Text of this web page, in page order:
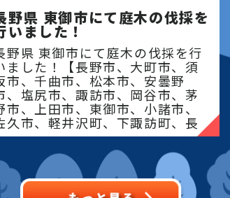
には、
ます。
豊富な
お庭の
しっ
す。
お庭や
り、気
見積
まずは
さい。
野県 東御市にて庭木の伐採を
いました！
野県 東御市にて庭木の伐採を行
ました！【長野市、大町市、須
市、千曲市、松本市、安曇野
、塩尻市、諏訪市、岡谷市、茅
市、上田市、東御市、小諸市、
久市、軽井沢町、下諏訪町、長
町、立科町、御代田�